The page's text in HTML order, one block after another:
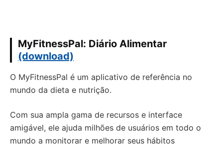
MyFitnessPal: Diário Alimentar
(download)
O MyFitnessPal é um aplicativo de referência no
mundo da dieta e nutrição.
Com sua ampla gama de recursos e interface
amigável, ele ajuda milhões de usuários em todo o
mundo a monitorar e melhorar seus hábitos